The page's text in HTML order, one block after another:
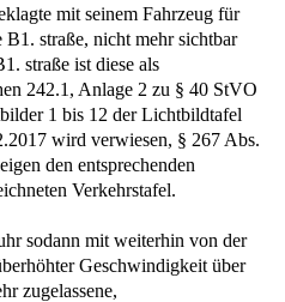
mit seinem Fahrzeug für
straße, nicht mehr sichtbar
straße ist diese als
242.1, Anlage 2 zu § 40 StVO
1 bis 12 der Lichtbildtafel
wird verwiesen, § 267 Abs.
den entsprechenden
Verkehrstafel.
sodann mit weiterhin von der
Geschwindigkeit über
zugelassene,